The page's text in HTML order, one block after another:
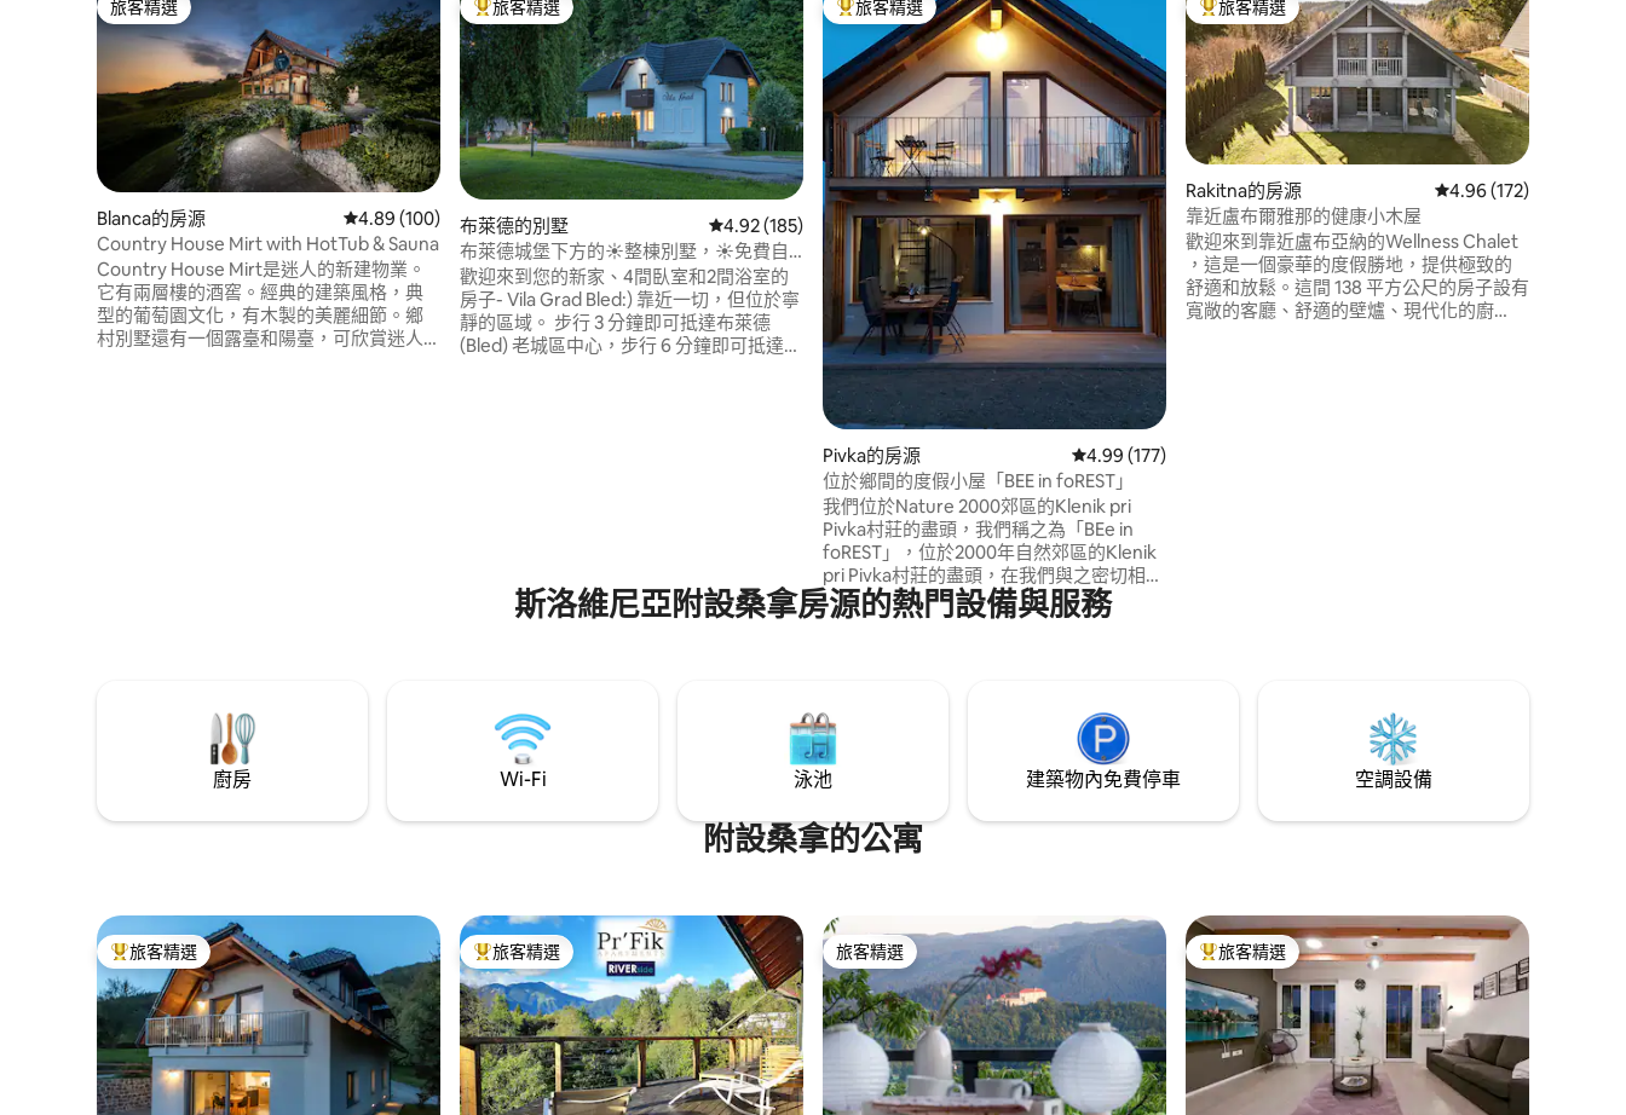
旅客精選
旅客精選
Blanca的房源 從 100 則評價中獲得 4.89 的平均評分（滿分 5 分）
4.89 (100)
Country House Mirt with HotTub & Sauna
Country House Mirt是迷人的新建物業。
它有兩層樓的酒窖。經典的建築風格，典
型的葡萄園文化，有木製的美麗細節。鄉
村別墅還有一個露臺和陽臺，可欣賞迷人
旅客精選榜首
旅客精選
布萊德的別墅 從 185 則評價中獲得 4.92 的平均評分（滿分 5 分）
4.92 (185)
布萊德城堡下方的☀整棟別墅，☀免費自
行車和桑拿
歡迎來到您的新家、4間臥室和2間浴室的
房子- Vila Grad Bled:) 靠近一切，但位於寧
靜的區域。 步行 3 分鐘即可抵達布萊德
(Bled) 老城區中心，步行 6 分鐘即可抵達布
旅客精選榜首
旅客精選
Pivka的房源 從 177 則評價中獲得 4.99 的平均評分（滿分 5 分）
4.99 (177)
位於鄉間的度假小屋「BEE in foREST」
我們位於Nature 2000郊區的Klenik pri
Pivka村莊的盡頭，我們稱之為「BEe in
foREST」，位於2000年自然郊區的Klenik
pri Pivka村莊的盡頭，在我們與之密切相關
的大自然圈中。 主要由天然材料製成。 房
子的一樓以及浴室可供身心障礙者進入和
旅客精選榜首
旅客精選
Rakitna的房源 從 172 則評價中獲得
4.96 (172)
靠近盧布爾雅那的健康小木屋
歡迎來到靠近盧布亞納的Wellness Chalet
，這是一個豪華的度假勝地，提供極致的
舒適和放鬆。這間 138 平方公尺的房子設有
寬敞的客廳、舒適的壁爐、現代化的廚
斯洛維尼亞附設桑拿房源的熱門設備與服務
廚房 Wi-Fi 泳池 建築物內免費停車 空調設備
附設桑拿的公寓
旅客精選榜首
旅客精選 旅客精選榜首
旅客精選 旅客精選
旅客精選 旅客精選榜首
旅客精選